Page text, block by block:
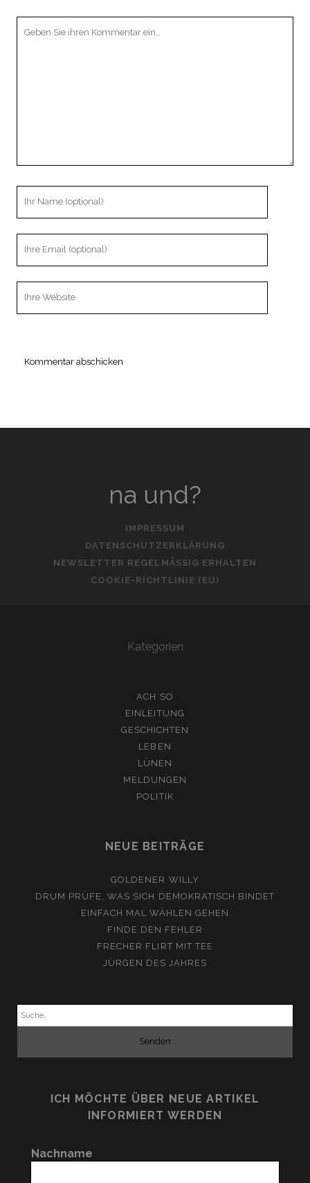
na und?
IMPRESSUM
DATENSCHUTZERKLÄRUNG
NEWSLETTER REGELMÄSSIG ERHALTEN
COOKIE-RICHTLINIE (EU)
Kategorien
ACH SO
EINLEITUNG
GESCHICHTEN
LEBEN
LÜNEN
MELDUNGEN
POLITIK
NEUE BEITRÄGE
GOLDENER WILLY
DRUM PRÜFE, WAS SICH DEMOKRATISCH BINDET
EINFACH MAL WÄHLEN GEHEN
FINDE DEN FEHLER
FRECHER FLIRT MIT TEE
JÜRGEN DES JAHRES
Suchen
nach:
ICH MÖCHTE ÜBER NEUE ARTIKEL
INFORMIERT WERDEN
Nachname